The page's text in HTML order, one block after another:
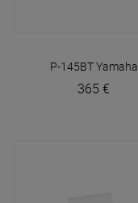
P-145BTYamaha
365 €